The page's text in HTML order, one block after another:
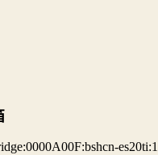
es20ti:1